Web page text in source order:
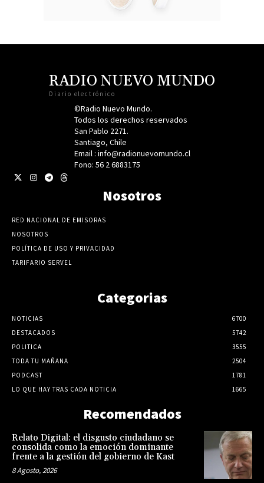
RADIO NUEVO MUNDO
Diario electrónico
©Radio Nuevo Mundo.
Todos los derechos reservados
San Pablo 2271.
Santiago, Chile
Email : info@radionuevomundo.cl
Fono: 56 2 6883175
Nosotros
RED NACIONAL DE EMISORAS
NOSOTROS
POLÍTICA DE USO Y PRIVACIDAD
TARIFARIO SERVEL
Categorias
NOTICIAS
6700
DESTACADOS
5742
POLITICA
3555
TODA TU MAÑANA
2504
PODCAST
1781
LO QUE HAY TRAS CADA NOTICIA
1665
Recomendados
Relato Digital: el disgusto ciudadano se
consolida como la emoción dominante
frente a la gestión del gobierno de Kast
8 Agosto, 2026